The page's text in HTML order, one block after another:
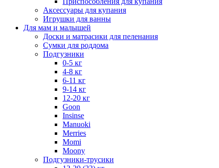
Аксессуары для купания
Игрушки для ванны
Для мам и малышей
Доски и матрасики для пеленания
Сумки для роддома
Подгузники
0-5 кг
4-8 кг
6-11 кг
9-14 кг
12-20 кг
Goon
Insinse
Manuoki
Merries
Momi
Moony
Подгузники-трусики